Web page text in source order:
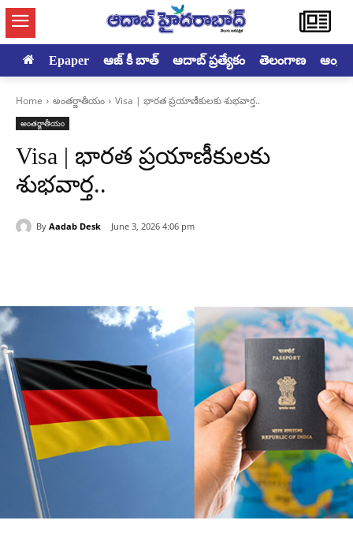
Epaper ఆజ్ కీ బాత్ ఆదాబ్ ప్రత్యేకం తెలంగాణ
Home అంతర్జాతీయం Visa | భారత ప్రయాణీకులకు శుభవార్త..
అంతర్జాతీయం
Visa | భారత ప్రయాణీకులకు
శుభవార్త..
By Aadab Desk June 3, 2026 4:06 pm